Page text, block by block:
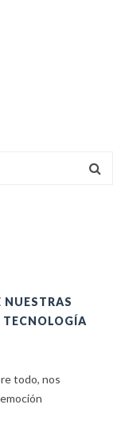
TECNOLOGÍA
todo, nos